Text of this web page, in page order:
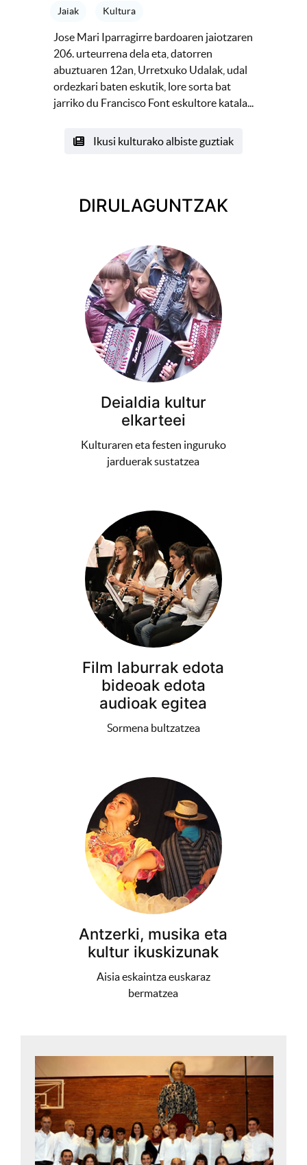
Jaiak Kultura
Jose Mari Iparragirre bardoaren jaiotzaren
206. urteurrena dela eta, datorren
abuztuaren 12an, Urretxuko Udalak, udal
ordezkari baten eskutik, lore sorta bat
jarriko du Francisco Font eskultore katala...
Ikusi kulturako albiste guztiak
DIRULAGUNTZAK
Deialdia kultur
elkarteei
Kulturaren eta festen inguruko
jarduerak sustatzea
Film laburrak edota
bideoak edota
audioak egitea
Sormena bultzatzea
Antzerki, musika eta
kultur ikuskizunak
Aisia eskaintza euskaraz
bermatzea